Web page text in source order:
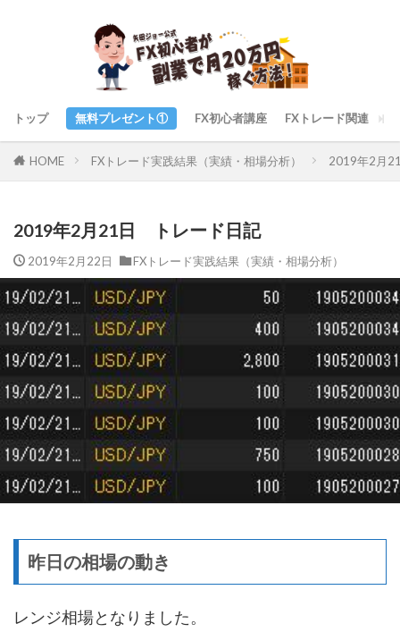
トップ 無料プレゼント① FX初心者講座 FXトレード関連
HOME FXトレード実践結果（実績・相場分析） 2019年2月
2019年2月21日 トレード日記
2019年2月22日 FXトレード実践結果（実績・相場分析）
昨日の相場の動き
レンジ相場となりました。